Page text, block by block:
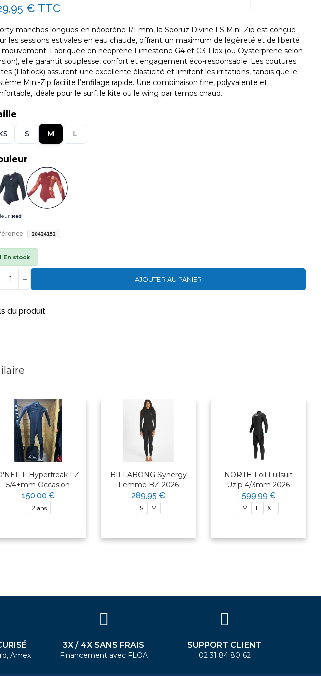
€ TTC
manches longues en néoprène 1/1 mm, la Sooruz Divine LS Mini-Zip est conçue
les sessions estivales en eau chaude, offrant un maximum de légèreté et de liberté
mouvement. Fabriquée en néoprène Limestone G4 et G3-Flex (ou Oysterprene selon
elle garantit souplesse, confort et engagement éco-responsable. Les coutures
(Flatlock) assurent une excellente élasticité et limitent les irritations, tandis que le
Mini-Zip facilite l’enfilage rapide. Une combinaison fine, polyvalente et
idéale pour le surf, le kite ou le wing par temps chaud.
S M L
:Red
20424152
En stock
AJOUTER AU PANIER
du produit
Hyperfreak FZ
5/4+mm Occasion
150,00 €
12 ans
BILLABONG Synergy
Femme BZ 2026
289,95 €
S M
NORTH Foil Fullsuit
Uzip 4/3mm 2026
599,99 €
M L XL
Amex
3X / 4X SANS FRAIS
Financement avec FLOA
SUPPORT CLIENT
02 31 84 80 62